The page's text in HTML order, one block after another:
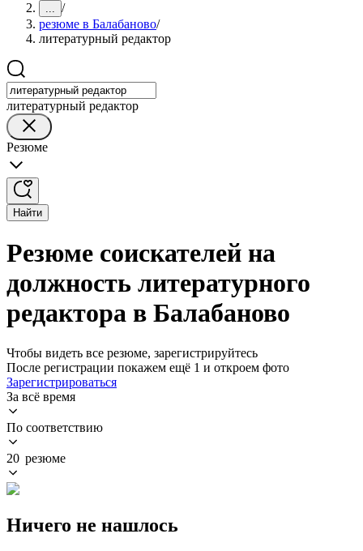
... /
резюме в Балабаново/
литературный редактор
литературный редактор
Резюме
Найти
Резюме соискателей на
должность литературного
редактора в Балабаново
Чтобы видеть все резюме, зарегистрируйтесь
После регистрации покажем ещё 1 и откроем фото
Зарегистрироваться
За всё время
По соответствию
20 резюме
Ничего не нашлось